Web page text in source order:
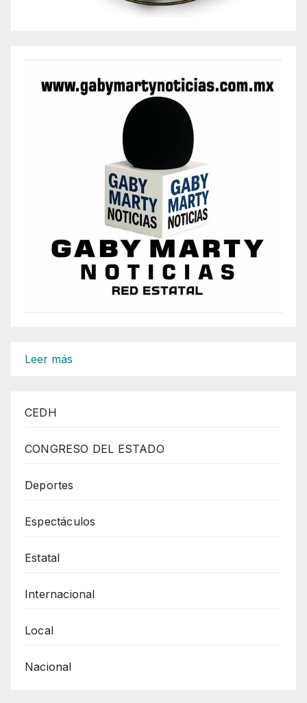
Leer más
México
CEDH
CONGRESO DEL ESTADO
Deportes
Espectáculos
Estatal
Internacional
Local
Nacional